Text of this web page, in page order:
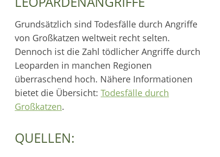
Grundsätzlich sind Todesfälle durch Angriffe
von Großkatzen weltweit recht selten.
Dennoch ist die Zahl tödlicher Angriffe durch
Leoparden in manchen Regionen
überraschend hoch. Nähere Informationen
bietet die Übersicht: Todesfälle durch
Großkatzen.
QUELLEN: